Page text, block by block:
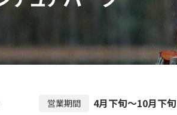
営業期間 4月下旬～10月下旬